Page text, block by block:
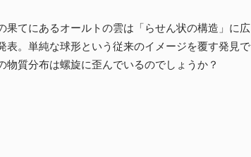
果てにあるオールトの雲は「らせん状の構造」に広
表。単純な球形という従来のイメージを覆す発見で
物質分布は螺旋に歪んでいるのでしょうか？